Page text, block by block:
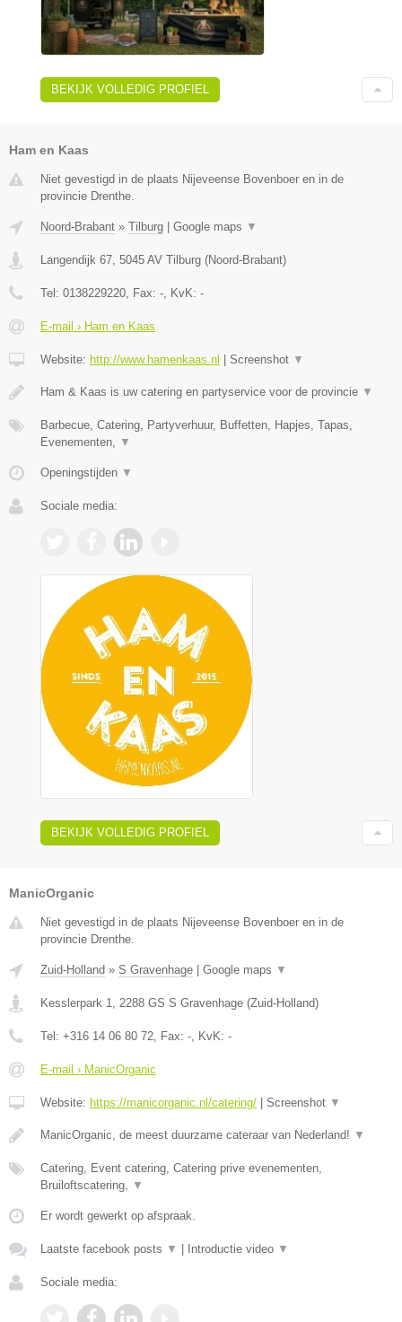
BEKIJK VOLLEDIG PROFIEL
Ham en Kaas
Niet gevestigd in de plaats Nijeveense Bovenboer en in de
provincie Drenthe.
Noord-Brabant » Tilburg Google maps ▼
Langendijk 67, 5045 AV Tilburg (Noord-Brabant)
Tel: 0138229220, Fax: -, KvK: -
E-mail › Ham en Kaas
Website: http://www.hamenkaas.nl Screenshot ▼
Ham & Kaas is uw catering en partyservice voor de provincie ▼
Barbecue, Catering, Partyverhuur, Buffetten, Hapjes, Tapas,
Evenementen, ▼
Openingstijden ▼
Sociale media:
BEKIJK VOLLEDIG PROFIEL
ManicOrganic
Niet gevestigd in de plaats Nijeveense Bovenboer en in de
provincie Drenthe.
Zuid-Holland » S Gravenhage Google maps ▼
Kesslerpark 1, 2288 GS S Gravenhage (Zuid-Holland)
Tel: +316 14 06 80 72, Fax: -, KvK: -
E-mail › ManicOrganic
Website: https://manicorganic.nl/catering/ Screenshot ▼
ManicOrganic, de meest duurzame cateraar van Nederland! ▼
Catering, Event catering, Catering prive evenementen,
Bruiloftscatering, ▼
Er wordt gewerkt op afspraak.
Laatste facebook posts ▼ Introductie video ▼
Sociale media: